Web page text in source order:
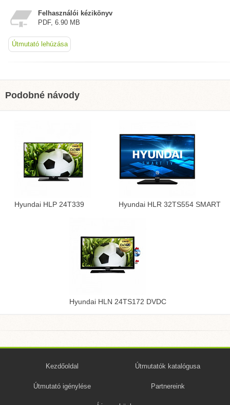
Felhasználói kézikönyv
PDF, 6.90 MB
Útmutató lehúzása
Podobné návody
Hyundai HLP 24T339 Hyundai HLR 32TS554 SMART
Hyundai HLN 24TS172 DVDC
Kezdőoldal Útmutatók katalógusa
Útmutató igénylése Partnereink